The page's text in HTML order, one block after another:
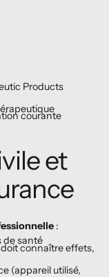
Products
courante
et
:
de santé
connaître effets,
(appareil utilisé,